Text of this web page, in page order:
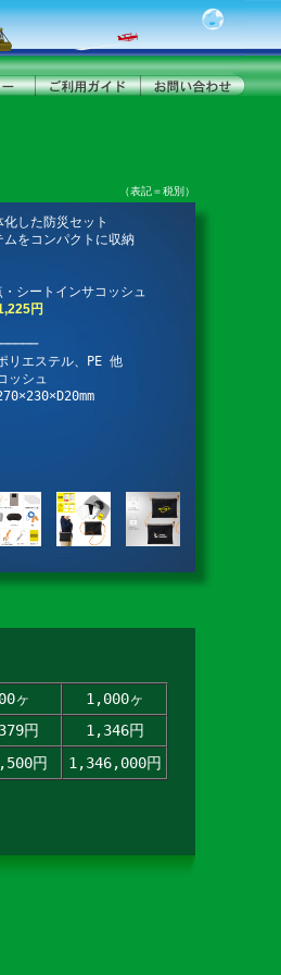
（表記＝税別）
した防災セット
ムをコンパクトに収納
シートインサコッシュ
円
エステル、PE 他
ッシュ
ヶ
1,000ヶ
円
1,346円
円 1,346,000円